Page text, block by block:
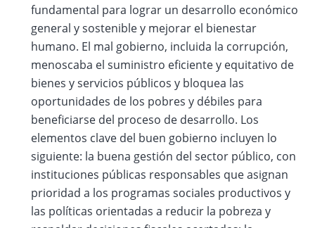
fundamental para lograr un desarrollo económico
general y sostenible y mejorar el bienestar
humano. El mal gobierno, incluida la corrupción,
menoscaba el suministro eficiente y equitativo de
bienes y servicios públicos y bloquea las
oportunidades de los pobres y débiles para
beneficiarse del proceso de desarrollo. Los
elementos clave del buen gobierno incluyen lo
siguiente: la buena gestión del sector público, con
instituciones públicas responsables que asignan
prioridad a los programas sociales productivos y
las políticas orientadas a reducir la pobreza y